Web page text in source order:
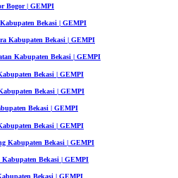
Bogor | GEMPI
Bekasi | GEMPI
Kabupaten Bekasi | GEMPI
Kabupaten Bekasi | GEMPI
Bekasi | GEMPI
Bekasi | GEMPI
Bekasi | GEMPI
Bekasi | GEMPI
Kabupaten Bekasi | GEMPI
Bekasi | GEMPI